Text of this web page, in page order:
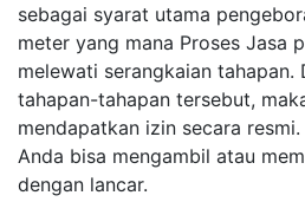
sebagai syarat utama
meter yang mana Proses Jasa
melewati serangkaian tahapan.
tahapan-tahapan tersebut,
mendapatkan izin secara
Anda bisa mengambil atau
dengan lancar.